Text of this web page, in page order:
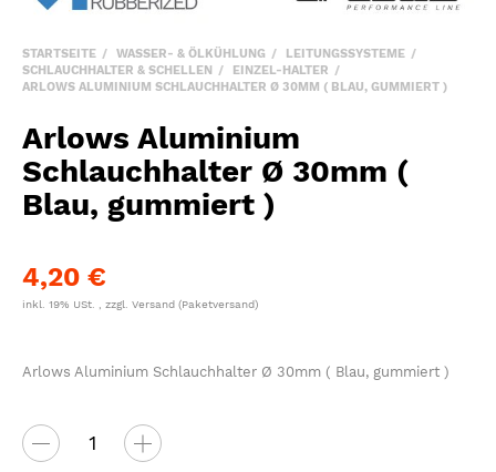
STARTSEITE WASSER- & ÖLKÜHLUNG
LEITUNGSSYSTEME
SCHLAUCHHALTER & SCHELLEN
EINZEL-HALTER
ARLOWS ALUMINIUM SCHLAUCHHALTER Ø 30MM ( BLAU, GUMMIERT )
Arlows Aluminium
Schlauchhalter Ø 30mm (
Blau, gummiert )
4,20 €
inkl. 19% USt. , zzgl. Versand (Paketversand)
Arlows Aluminium Schlauchhalter Ø 30mm ( Blau, gummiert )